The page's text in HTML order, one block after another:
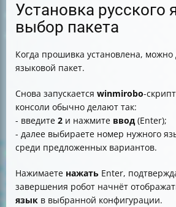
Установка русского
выбор пакета
Когда прошивка установлена, можно
языковой пакет.
Снова запускается winmirobo-
консоли обычно делают так:
- введите 2 и нажмите ввод (Enter);
- далее выбираете номер нужного
среди предложенных вариантов.
Нажимаете нажать Enter,
завершения робот начнёт
язык в выбранной конфигурации.